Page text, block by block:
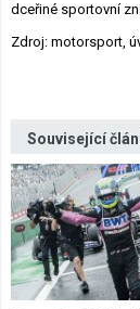
dceřiné sportovní
Zdroj: motorsport,
Související